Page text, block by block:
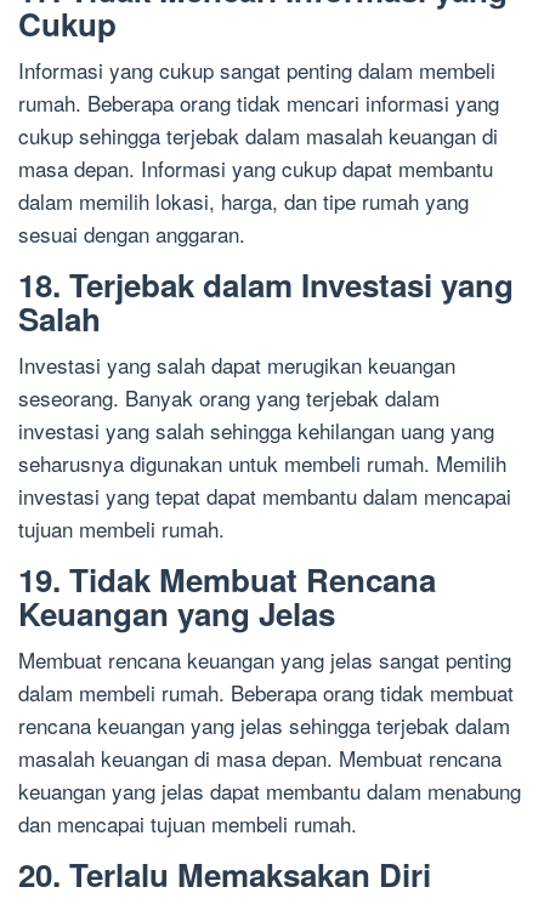
Cukup
Informasi yang cukup sangat penting dalam membeli
rumah. Beberapa orang tidak mencari informasi yang
cukup sehingga terjebak dalam masalah keuangan di
masa depan. Informasi yang cukup dapat membantu
dalam memilih lokasi, harga, dan tipe rumah yang
sesuai dengan anggaran.
18. Terjebak dalam Investasi yang
Salah
Investasi yang salah dapat merugikan keuangan
seseorang. Banyak orang yang terjebak dalam
investasi yang salah sehingga kehilangan uang yang
seharusnya digunakan untuk membeli rumah. Memilih
investasi yang tepat dapat membantu dalam mencapai
tujuan membeli rumah.
19. Tidak Membuat Rencana
Keuangan yang Jelas
Membuat rencana keuangan yang jelas sangat penting
dalam membeli rumah. Beberapa orang tidak membuat
rencana keuangan yang jelas sehingga terjebak dalam
masalah keuangan di masa depan. Membuat rencana
keuangan yang jelas dapat membantu dalam menabung
dan mencapai tujuan membeli rumah.
20. Terlalu Memaksakan Diri